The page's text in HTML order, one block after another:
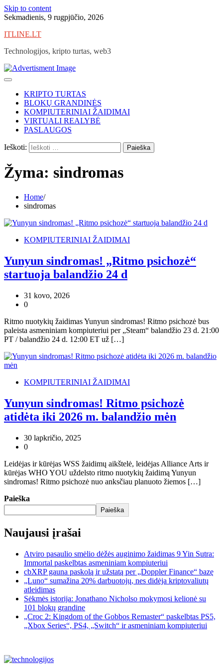
Skip to content
Sekmadienis, 9 rugpjūčio, 2026
ITLINE.LT
Technologijos, kripto turtas, web3
KRIPTO TURTAS
BLOKŲ GRANDINĖS
KOMPIUTERINIAI ŽAIDIMAI
VIRTUALI REALYBĖ
PASLAUGOS
Ieškoti:
Žyma: sindromas
Home
sindromas
KOMPIUTERINIAI ŽAIDIMAI
Yunyun sindromas! „Ritmo psichozė“
startuoja balandžio 24 d
31 kovo, 2026
0
Ritmo nuotykių žaidimas Yunyun sindromas! Ritmo psichozė bus
paleista asmeniniam kompiuteriui per „Steam“ balandžio 23 d. 21:00
PT / balandžio 24 d. 12:00 ET už […]
KOMPIUTERINIAI ŽAIDIMAI
Yunyun sindromas! Ritmo psichozė
atidėta iki 2026 m. balandžio mėn
30 lapkričio, 2025
0
Leidėjas ir kūrėjas WSS žaidimų aikštelė, leidėjas Alliance Arts ir
kūrėjas WHO YOU uždelsto ritmo nuotykių žaidimą Yunyun
sindromas! Ritmo psichozė nuo anksčiau planuoto žiemos […]
Paieška
Paieška
Naujausi įrašai
Atviro pasaulio smėlio dėžės auginimo žaidimas 9 Yin Sutra:
Immortal paskelbtas asmeniniam kompiuteriui
cbXRP gauna paskolą ir užstatą per „Doppler Finance“ bazę
„Luno“ sumažina 20% darbuotojų, nes didėja kriptovaliutų
atleidimas
Sėkmės istorija: Jonathano Nicholso mokymosi kelionė su
101 blokų grandine
„Croc 2: Kingdom of the Gobbos Remaster“ paskelbtas PS5,
„Xbox Series“, PS4, „Switch“ ir asmeniniam kompiuteriui